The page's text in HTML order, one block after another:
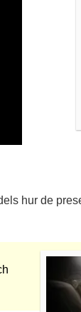
hur de